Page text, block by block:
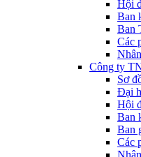
Hội
Ban
Ban
Các
Công ty
Sơ
Đại
Hội
Ban
Ban
Các